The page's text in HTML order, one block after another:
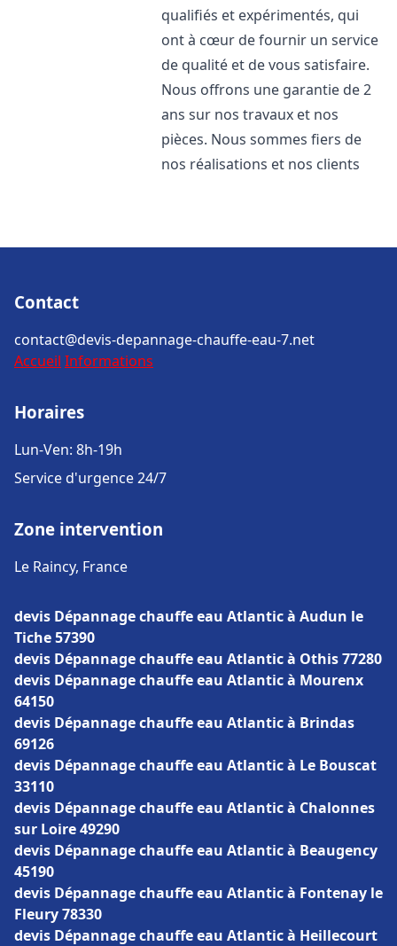
qualifiés et expérimentés, qui
ont à cœur de fournir un service
de qualité et de vous satisfaire.
Nous offrons une garantie de 2
ans sur nos travaux et nos
pièces. Nous sommes fiers de
nos réalisations et nos clients
Contact
contact@devis-depannage-chauffe-eau-7.net
Accueil Informations
Horaires
Lun-Ven: 8h-19h
Service d'urgence 24/7
Zone intervention
Le Raincy, France
devis Dépannage chauffe eau Atlantic à Audun le
Tiche 57390
devis Dépannage chauffe eau Atlantic à Othis 77280
devis Dépannage chauffe eau Atlantic à Mourenx
64150
devis Dépannage chauffe eau Atlantic à Brindas
69126
devis Dépannage chauffe eau Atlantic à Le Bouscat
33110
devis Dépannage chauffe eau Atlantic à Chalonnes
sur Loire 49290
devis Dépannage chauffe eau Atlantic à Beaugency
45190
devis Dépannage chauffe eau Atlantic à Fontenay le
Fleury 78330
devis Dépannage chauffe eau Atlantic à Heillecourt